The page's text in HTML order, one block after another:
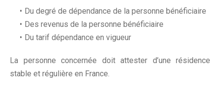
Du degré de dépendance de la personne bénéficiaire
Des revenus de la personne bénéficiaire
Du tarif dépendance en vigueur
La personne concernée doit attester d’une résidence
stable et régulière en France.